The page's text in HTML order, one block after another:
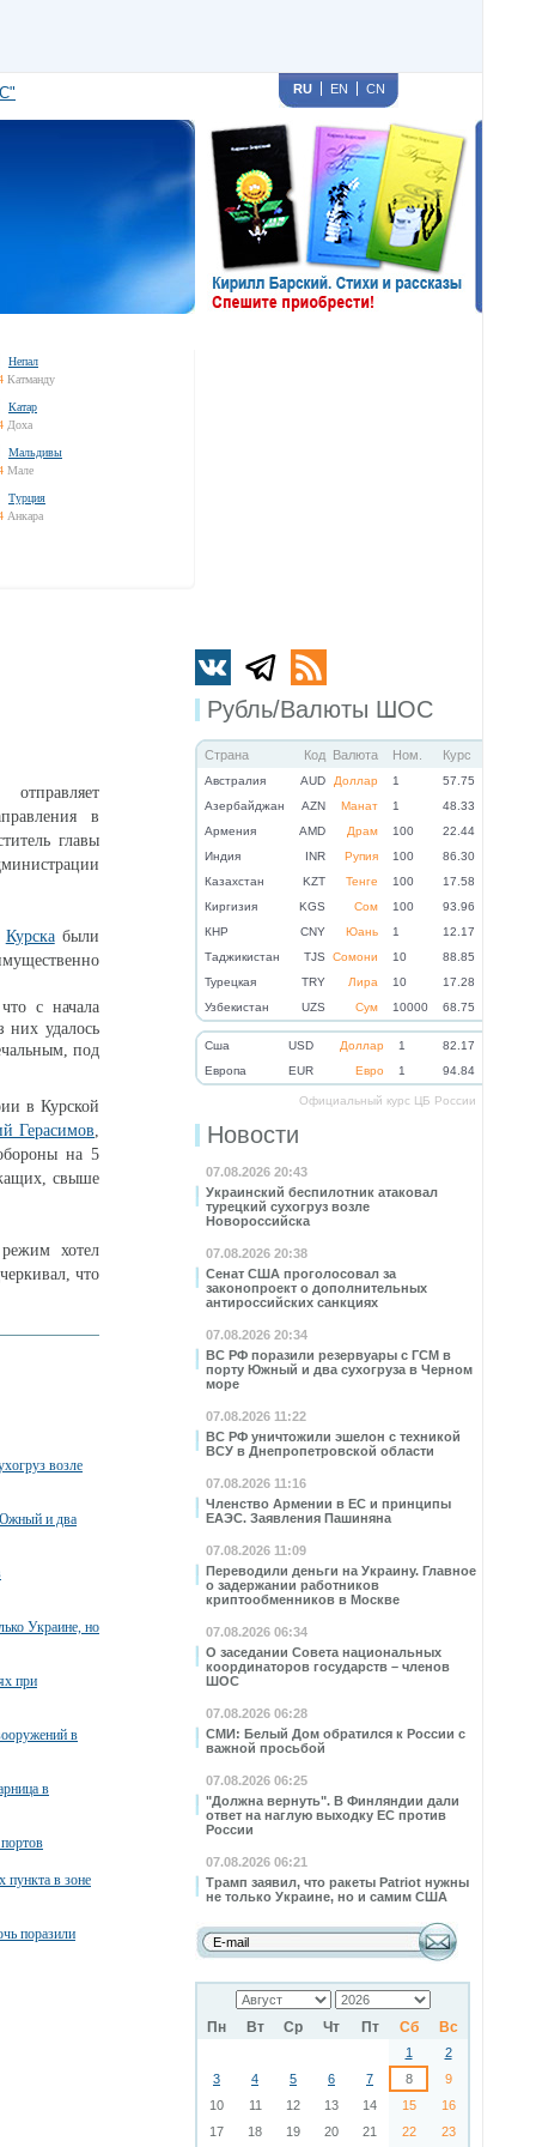
RU EN CN
Непал
Катманду
Катар
Доха
Мальдивы
Мале
Турция
Анкара
Рубль/Валюты ШОС
Страна Код Валюта Ном. Курс
Австралия AUD Доллар 1
57.75
Азербайджан
AZN Манат 1
48.33
Армения
AMD Драм 100
22.44
Индия
INR Рупия 100
86.30
Казахстан
KZT Тенге 100
17.58
Киргизия
KGS Сом 100
93.96
КНР
CNY Юань 1
12.17
Таджикистан
TJS Сомони 10
88.85
Турецкая
TRY Лира 10
17.28
Узбекистан
UZS Сум 10000 68.75
Cша USD Доллар 1
82.17
Eвропа
EUR Евро 1 94.84
Официальный курс ЦБ России
Новости
07.08.2026 20:43
Украинский беспилотник атаковал
турецкий сухогруз возле
Новороссийска
07.08.2026 20:38
Сенат США проголосовал за
законопроект о дополнительных
антироссийских санкциях
07.08.2026 20:34
ВС РФ поразили резервуары с ГСМ в
порту Южный и два сухогруза в Черном
море
07.08.2026 11:22
ВС РФ уничтожили эшелон с техникой
ВСУ в Днепропетровской области
07.08.2026 11:16
Членство Армении в ЕС и принципы
ЕАЭС. Заявления Пашиняна
07.08.2026 11:09
Переводили деньги на Украину. Главное
о задержании работников
криптообменников в Москве
07.08.2026 06:34
О заседании Совета национальных
координаторов государств – членов
ШОС
07.08.2026 06:28
СМИ: Белый Дом обратился к России с
важной просьбой
07.08.2026 06:25
"Должна вернуть". В Финляндии дали
ответ на наглую выходку ЕС против
России
07.08.2026 06:21
Трамп заявил, что ракеты Patriot нужны
не только Украине, но и самим США
Пн Вт Ср Чт Пт Сб Вс
1
2
3
4 5 6 7 8
9
10
11 12 13 14 15
16
17
18 19 20 21 22
23
в
главы
Курскабыли
с начала
удалось
под
в Курской
Герасимов,
на 5
свыше
хотел
что
возле
и два
Украине, но
при
в
в
пункта в зоне
поразили